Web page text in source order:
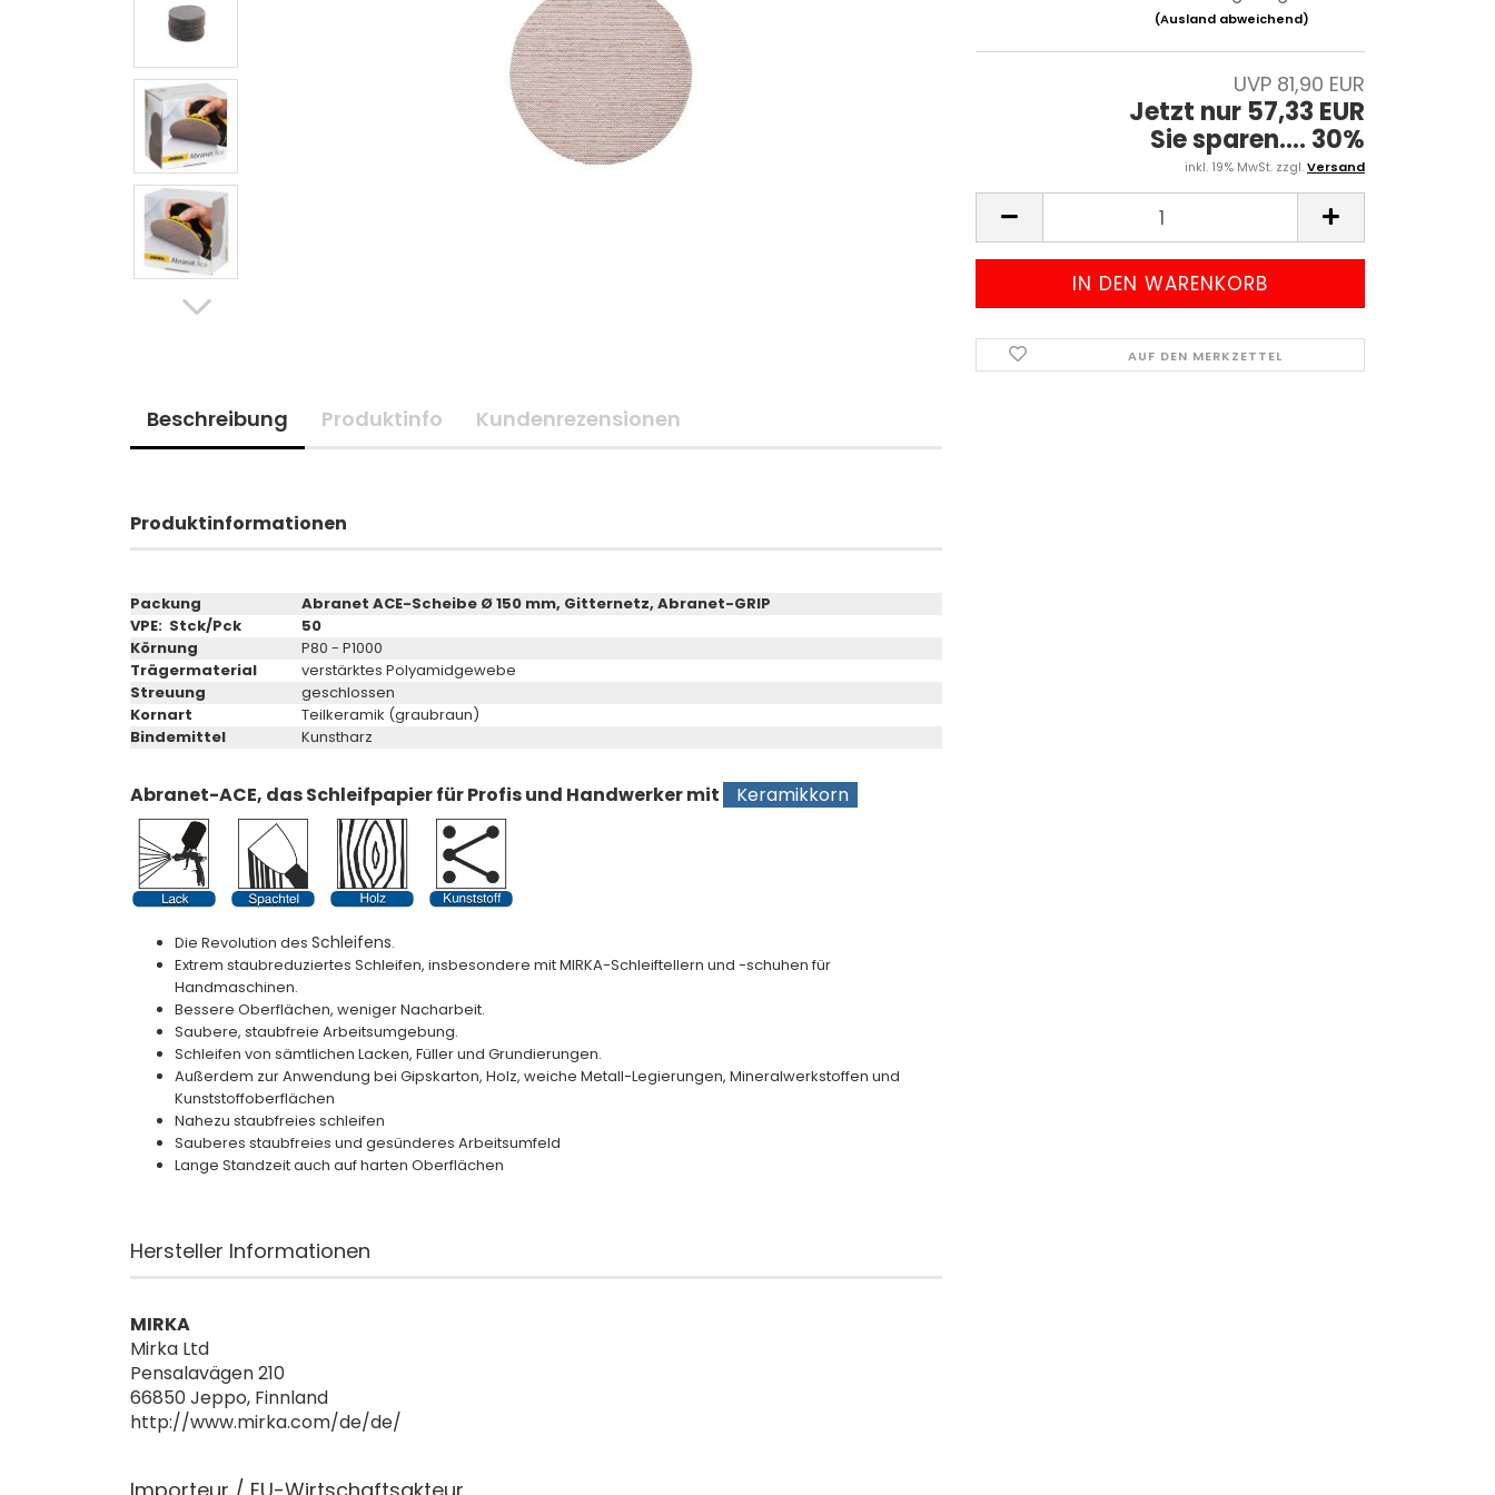
(Ausland abweichend)
UVP 81,90 EUR
Jetzt nur 57,33 EUR
Sie sparen.... 30%
inkl. 19% MwSt. zzgl.Versand
AUF DEN MERKZETTEL
Beschreibung Produktinfo Kundenrezensionen
Produktinformationen
Packung
Abranet ACE-Scheibe Ø 150 mm, Gitternetz, Abranet-GRIP
VPE: Stck/Pck
50
Körnung
P80 - P1000
Trägermaterial
verstärktes Polyamidgewebe
Streuung
geschlossen
Kornart
Teilkeramik (graubraun)
Bindemittel
Kunstharz
Abranet-ACE, das Schleifpapier für Profis und Handwerker mit Keramikkorn
Die Revolution des Schleifens.
Extrem staubreduziertes Schleifen, insbesondere mit MIRKA-Schleiftellern und -schuhen für
Handmaschinen.
Bessere Oberflächen, weniger Nacharbeit.
Saubere, staubfreie Arbeitsumgebung.
Schleifen von sämtlichen Lacken, Füller und Grundierungen.
Außerdem zur Anwendung bei Gipskarton, Holz, weiche Metall-Legierungen, Mineralwerkstoffen und
Kunststoffoberflächen
Nahezu staubfreies schleifen
Sauberes staubfreies und gesünderes Arbeitsumfeld
Lange Standzeit auch auf harten Oberflächen
Hersteller Informationen
MIRKA
Mirka Ltd
Pensalavägen 210
66850 Jeppo, Finnland
http://www.mirka.com/de/de/